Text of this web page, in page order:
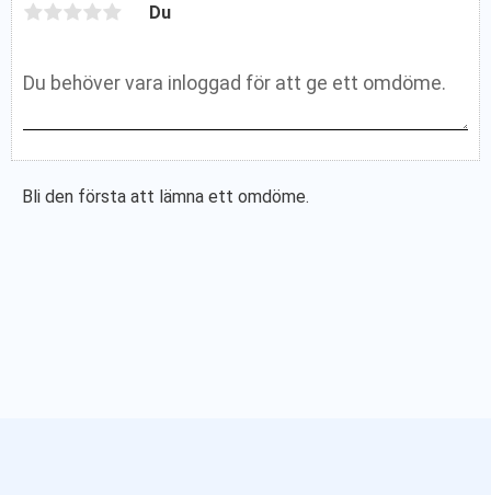
Du
Bli den första att lämna ett omdöme.